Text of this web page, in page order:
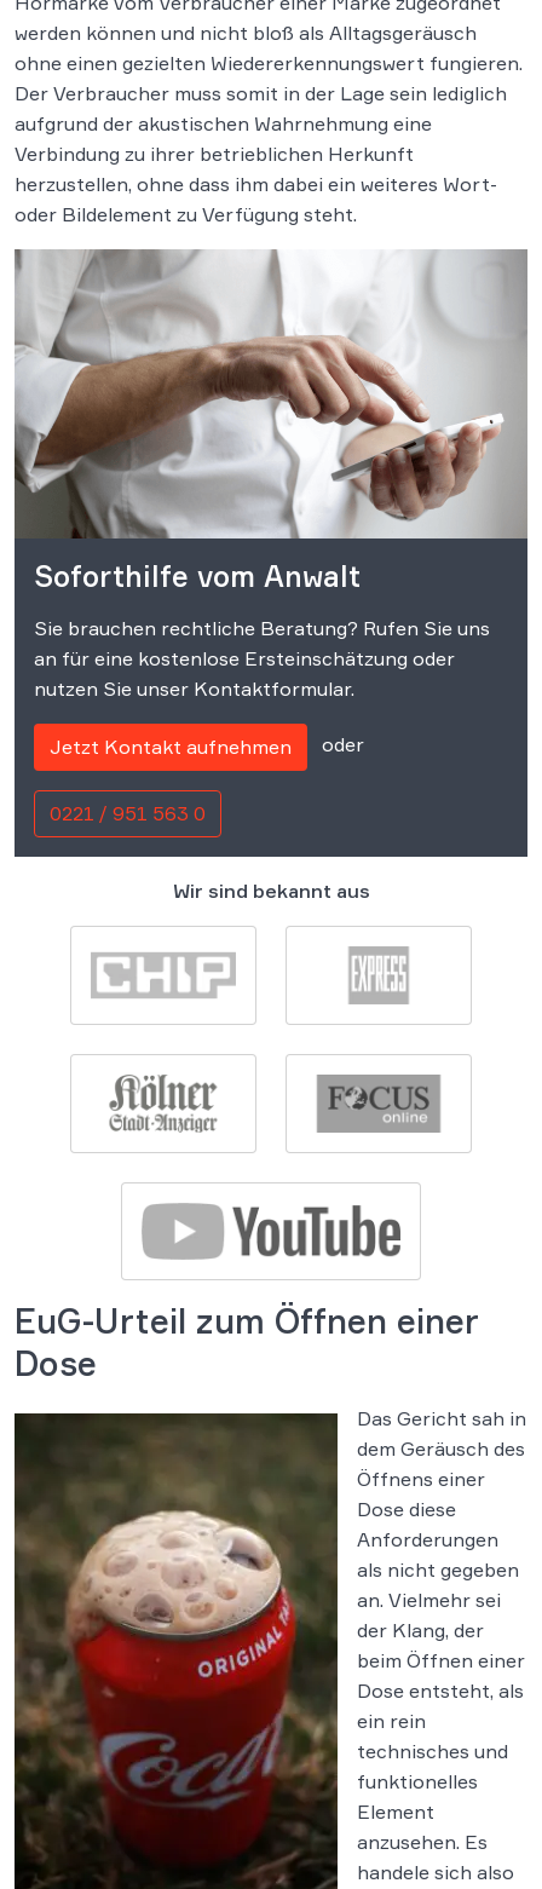
werden können und nicht bloß als Alltagsgeräusch
ohne einen gezielten Wiedererkennungswert fungieren.
Der Verbraucher muss somit in der Lage sein lediglich
aufgrund der akustischen Wahrnehmung eine
Verbindung zu ihrer betrieblichen Herkunft
herzustellen, ohne dass ihm dabei ein weiteres Wort-
oder Bildelement zu Verfügung steht.
Soforthilfe vom Anwalt
Sie brauchen rechtliche Beratung? Rufen Sie uns
an für eine kostenlose Ersteinschätzung oder
nutzen Sie unser Kontaktformular.
Jetzt Kontakt aufnehmen oder
0221 / 951 563 0
Wir sind bekannt aus
EuG-Urteil zum Öffnen einer
Dose
Das Gericht sah in
dem Geräusch des
Öffnens einer
Dose diese
Anforderungen
als nicht gegeben
an. Vielmehr sei
der Klang, der
beim Öffnen einer
Dose entsteht, als
ein rein
technisches und
funktionelles
Element
anzusehen. Es
handele sich also